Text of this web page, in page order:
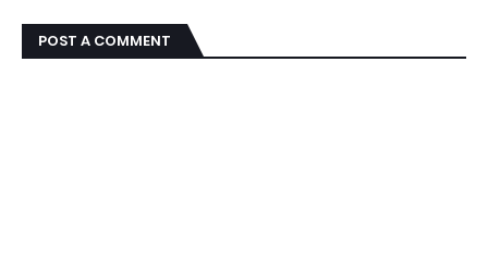
POST A COMMENT